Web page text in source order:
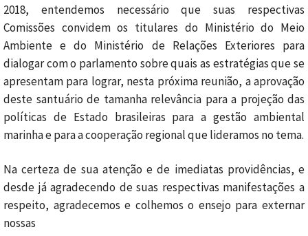
2018, entendemos necessário que suas respectivas
Comissões convidem os titulares do Ministério do Meio
Ambiente e do Ministério de Relações Exteriores para
dialogar com o parlamento sobre quais as estratégias que se
apresentam para lograr, nesta próxima reunião, a aprovação
deste santuário de tamanha relevância para a projeção das
políticas de Estado brasileiras para a gestão ambiental
marinha e para a cooperação regional que lideramos no tema.
Na certeza de sua atenção e de imediatas providências, e
desde já agradecendo de suas respectivas manifestações a
respeito, agradecemos e colhemos o ensejo para externar
nossas